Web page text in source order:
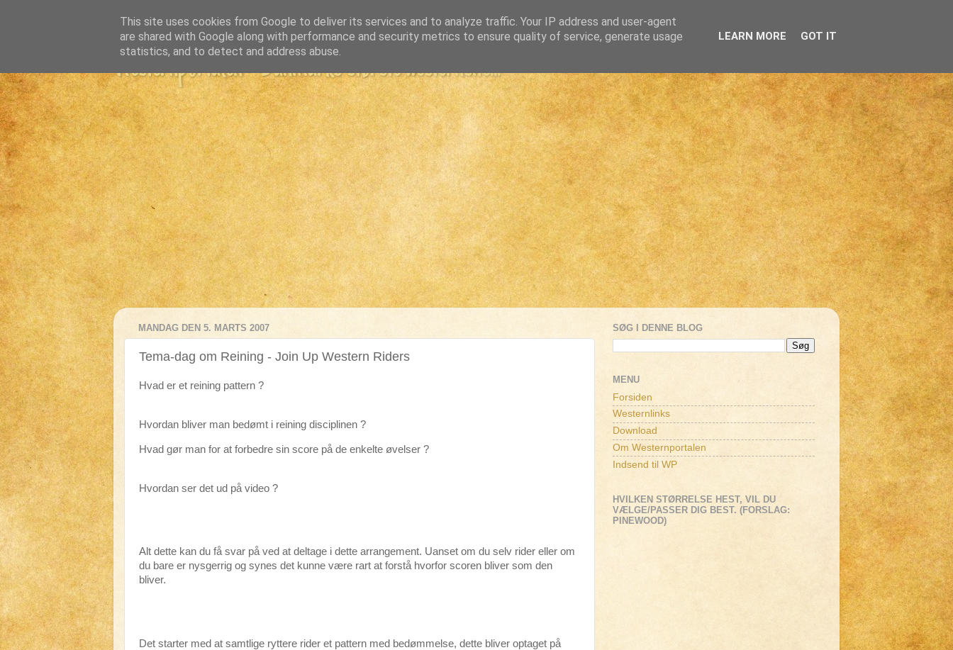
Westernportalen - Danmarks største westernsite...
MANDAG DEN 5. MARTS 2007
Tema-dag om Reining - Join Up Western Riders
Hvad er et reining pattern ?
Hvordan bliver man bedømt i reining disciplinen ?
Hvad gør man for at forbedre sin score på de enkelte øvelser ?
Hvordan ser det ud på video ?
Alt dette kan du få svar på ved at deltage i dette arrangement. Uanset om du selv rider eller om
du bare er nysgerrig og synes det kunne være rart at forstå hvorfor scoren bliver som den
bliver.
Det starter med at samtlige ryttere rider et pattern med bedømmelse, dette bliver optaget på
SØG I DENNE BLOG
MENU
Forsiden
Westernlinks
Download
Om Westernportalen
Indsend til WP
HVILKEN STØRRELSE HEST, VIL DU
VÆLGE/PASSER DIG BEST. (FORSLAG:
PINEWOOD)
This site uses cookies from Google to deliver its services and to analyze traffic. Your IP address and user-agent
are shared with Google along with performance and security metrics to ensure quality of service, generate usage
statistics, and to detect and address abuse.
LEARN MORE GOT IT